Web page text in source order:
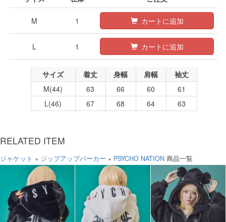
M 1 カートに追加
L 1 カートに追加
サイズ 着丈 身幅 肩幅
袖丈
M(44)
63 66 60
61
L(46)
67 68 64 63
RELATED ITEM
ジャケット × ジップアップパーカー × PSYCHO NATION 商品一覧